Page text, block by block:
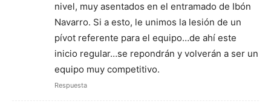
nivel, muy asentados en el entramado de Ibón
Navarro. Si a esto, le unimos la lesión de un
pívot referente para el equipo…de ahí este
inicio regular…se repondrán y volverán a ser un
equipo muy competitivo.
Respuesta